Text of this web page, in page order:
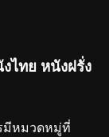
ไทย หนังฝรั่ง
มีหมวดหมู่ที่